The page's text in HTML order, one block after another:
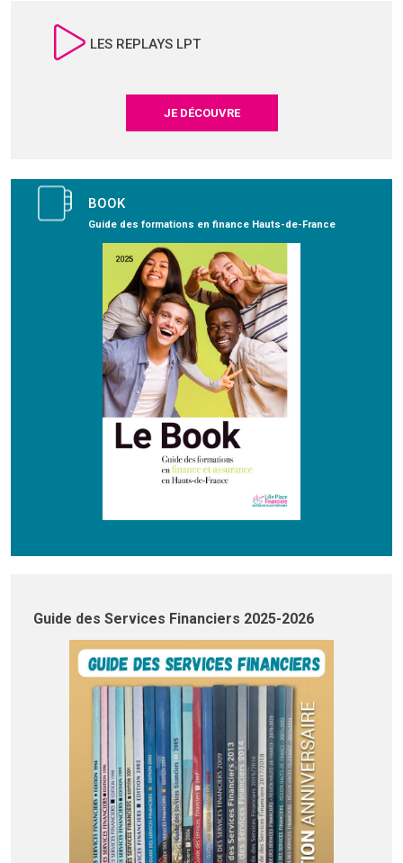
LES REPLAYS LPT
JE DÉCOUVRE
BOOK
Guide des formations en finance Hauts-de-France
Guide des Services Financiers 2025-2026